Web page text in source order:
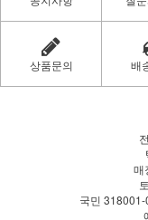
상품문의 배
매
국민